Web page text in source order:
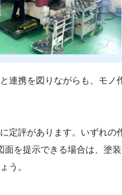
連携を図りながらも、モノ
定評があります。いずれの
面を提示できる場合は、塗装
う。